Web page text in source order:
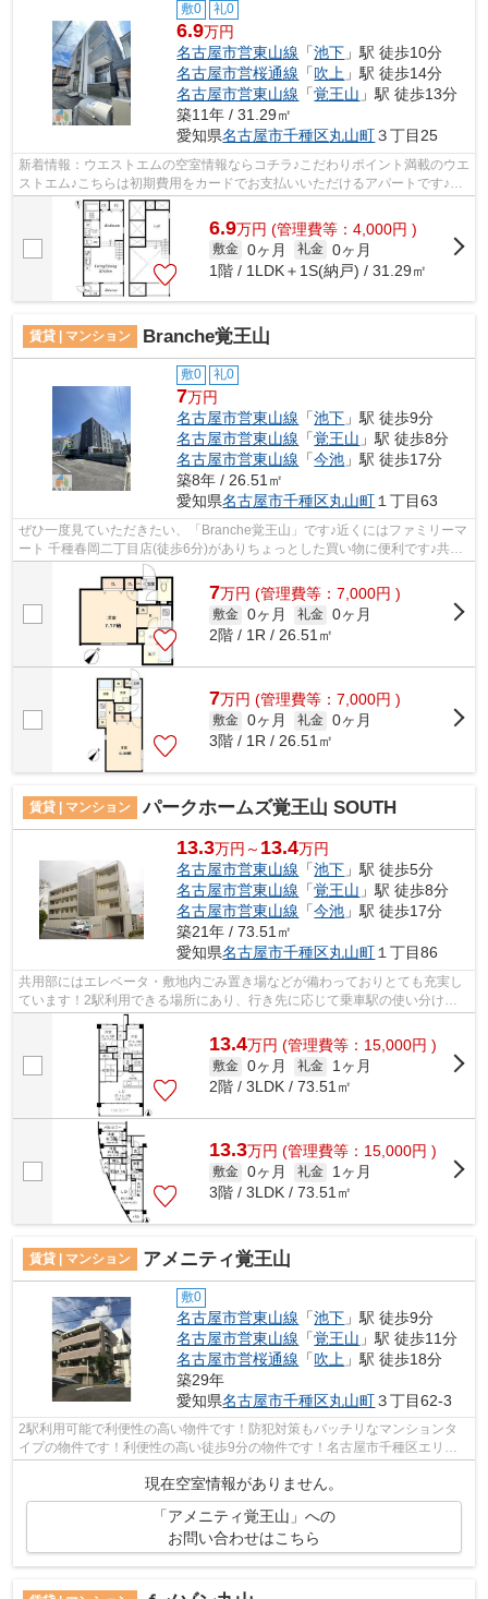
敷0 礼0
6.9万円
名古屋市営東山線 「池下 」駅 徒歩10分
名古屋市営桜通線 「吹上 」駅 徒歩14分
名古屋市営東山線 「覚王山 」駅 徒歩13分
築11年 / 31.29㎡
愛知県名古屋市千種区丸山町３丁目25
新着情報：ウエストエムの空室情報ならコチラ♪こだわりポイント満載のウエ
ストエム♪こちらは初期費用をカードでお支払いいただけるアパートです♪2
駅利用可能なアパートなので行動範囲...
6.9万円 (管理費等：4,000円 )
敷金 0ヶ月 礼金 0ヶ月
1階 / 1LDK＋1S(納戸) / 31.29㎡
賃貸 | マンション Branche覚王山
敷0 礼0
7万円
名古屋市営東山線 「池下 」駅 徒歩9分
名古屋市営東山線 「覚王山 」駅 徒歩8分
名古屋市営東山線 「今池 」駅 徒歩17分
築8年 / 26.51㎡
愛知県名古屋市千種区丸山町 １丁目63
ぜひ一度見ていただきたい、「Branche覚王山」です♪近くにはファミリーマ
ート 千種春岡二丁目店(徒歩6分)がありちょっとした買い物に便利です♪共用
部にはエレベータ・敷地内ごみ置き場...
7万円 (管理費等：7,000円 )
敷金 0ヶ月 礼金 0ヶ月
2階 / 1R / 26.51㎡
7万円 (管理費等：7,000円 )
敷金 0ヶ月 礼金 0ヶ月
3階 / 1R / 26.51㎡
賃貸 | マンション パークホームズ覚王山 SOUTH
13.3万円～ 13.4万円
名古屋市営東山線 「池下 」駅 徒歩5分
名古屋市営東山線 「覚王山 」駅 徒歩8分
名古屋市営東山線 「今池 」駅 徒歩17分
築21年 / 73.51㎡
愛知県名古屋市千種区丸山町 １丁目86
共用部にはエレベータ・敷地内ごみ置き場などが備わっておりとても充実し
ています！2駅利用できる場所にあり、行き先に応じて乗車駅の使い分けが
できます！駅から徒歩6分にある物件な...
13.4万円 (管理費等：15,000円 )
敷金 0ヶ月 礼金
1ヶ月
2階 / 3LDK / 73.51㎡
13.3万円 (管理費等：15,000円 )
敷金 0ヶ月 礼金
1ヶ月
3階 / 3LDK / 73.51㎡
賃貸 | マンション アメニティ覚王山
敷0
名古屋市営東山線 「池下 」駅 徒歩9分
名古屋市営東山線 「覚王山 」駅 徒歩11分
名古屋市営桜通線 「吹上 」駅 徒歩18分
築29年
愛知県名古屋市千種区丸山町３丁目62-3
2駅利用可能で利便性の高い物件です！防犯対策もバッチリなマンションタ
イプの物件です！利便性の高い徒歩9分の物件です！名古屋市千種区エリア
現在空室情報がありません。
「アメニティ覚王山」への
お問い合わせはこちら